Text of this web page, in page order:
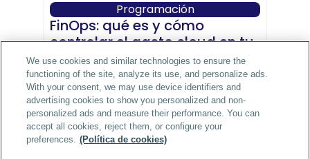
Programación
FinOps: qué es y cómo
controlar el gasto cloud en tu
empresa
Descubre qué es FinOps, cómo
funciona y cómo aplicarlo para
controlar los costes cloud en tu
empresa. Guía práctica con
herramientas, fases y el perfil
We use cookies and similar technologies to ensure the
functioning of the site, analyze its use, and personalize ads.
With your consent, we may use device identifiers and
advertising cookies to show you personalized and non-
personalized ads and measure their performance. You can
accept all cookies, reject them, or configure your
preferences. (Política de cookies)